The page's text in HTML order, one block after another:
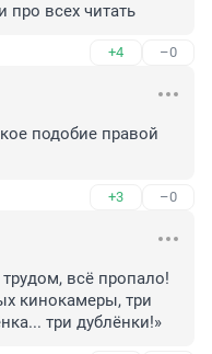
про всех читать
+4 –0
подобие правой
+3 –0
всё пропало!
кинокамеры, три
три дублёнки!»